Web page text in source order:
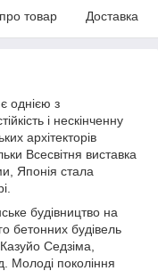
товар Доставка
однією з
і нескінченну
архітекторів
Всесвітня виставка
Японія стала
будівництво на
бетонних будівель
Седзіма,
Молоді покоління